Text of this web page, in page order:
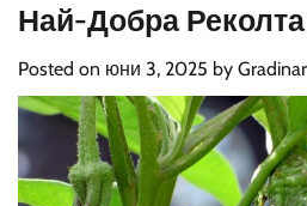
Най-Добра
Posted on юни 3, 2025 by Gradinar